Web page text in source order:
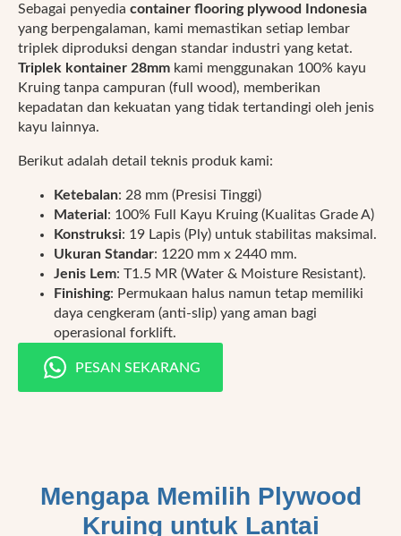
Sebagai penyedia container flooring plywood Indonesia
yang berpengalaman, kami memastikan setiap lembar
triplek diproduksi dengan standar industri yang ketat.
Triplek kontainer 28mm kami menggunakan 100% kayu
Kruing tanpa campuran (full wood), memberikan
kepadatan dan kekuatan yang tidak tertandingi oleh jenis
kayu lainnya.
Berikut adalah detail teknis produk kami:
Ketebalan: 28 mm (Presisi Tinggi)
Material : 100% Full Kayu Kruing (Kualitas Grade A)
Konstruksi: 19 Lapis (Ply) untuk stabilitas maksimal.
Ukuran Standar: 1220 mm x 2440 mm.
Jenis Lem: T1.5 MR (Water & Moisture Resistant).
Finishing: Permukaan halus namun tetap memiliki
daya cengkeram (anti-slip) yang aman bagi
operasional forklift.
PESAN SEKARANG
Mengapa Memilih Plywood
Kruing untuk Lantai